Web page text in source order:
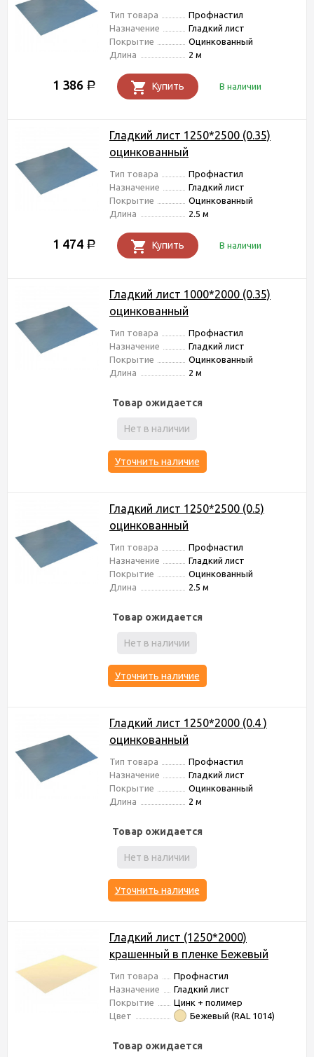
Тип товара
Профнастил
Назначение
Гладкий лист
Покрытие
Оцинкованный
Длина
2 м
1 386 Р Купить В наличии
Гладкий лист 1250*2500 (0.35)
оцинкованный
Тип товара
Профнастил
Назначение
Гладкий лист
Покрытие
Оцинкованный
Длина
2.5 м
1 474 Р Купить В наличии
Гладкий лист 1000*2000 (0.35)
оцинкованный
Тип товара
Профнастил
Назначение
Гладкий лист
Покрытие
Оцинкованный
Длина
2 м
Товар ожидается
Нет в наличии
Уточнить наличие
Гладкий лист 1250*2500 (0.5)
оцинкованный
Тип товара
Профнастил
Назначение
Гладкий лист
Покрытие
Оцинкованный
Длина
2.5 м
Товар ожидается
Нет в наличии
Уточнить наличие
Гладкий лист 1250*2000 (0.4 )
оцинкованный
Тип товара
Профнастил
Назначение
Гладкий лист
Покрытие
Оцинкованный
Длина
2 м
Товар ожидается
Нет в наличии
Уточнить наличие
Гладкий лист (1250*2000)
крашенный в пленке Бежевый
Тип товара
Профнастил
Назначение
Гладкий лист
Покрытие
Цинк + полимер
Цвет
Бежевый (RAL 1014)
Товар ожидается